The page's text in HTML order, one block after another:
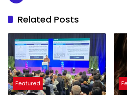
Related Posts
Featured